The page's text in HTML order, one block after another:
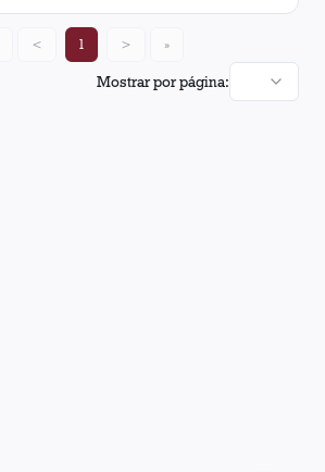
Mostrar por página:
< 1 > »